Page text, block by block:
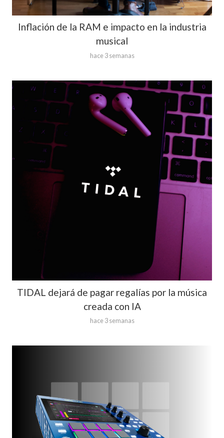
Inflación de la RAM e impacto en la industria
musical
hace 3 semanas
TIDAL dejará de pagar regalías por la música
creada con IA
hace 3 semanas